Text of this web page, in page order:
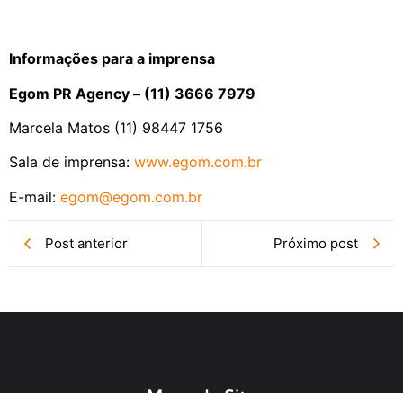
Informações para a imprensa
Egom PR Agency – (11) 3666 7979
Marcela Matos (11) 98447 1756
Sala de imprensa: www.egom.com.br
E-mail: egom@egom.com.br
Post anterior Próximo post